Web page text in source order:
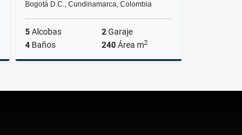
Bogotá D.C., Cundinamarca, Colombia
5Alcobas 2Garaje
4 Baños 240Área m2
$600.000.000